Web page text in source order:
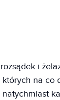
i
których na co